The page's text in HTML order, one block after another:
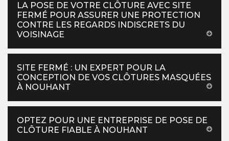
LA POSE DE VOTRE CLÔTURE AVEC SITE
FERMÉ POUR ASSURER UNE PROTECTION
CONTRE LES REGARDS INDISCRETS DU
VOISINAGE
SITE FERMÉ : UN EXPERT POUR LA
CONCEPTION DE VOS CLÔTURES MASQUÉES
À NOUHANT
OPTEZ POUR UNE ENTREPRISE DE POSE DE
CLÔTURE FIABLE À NOUHANT